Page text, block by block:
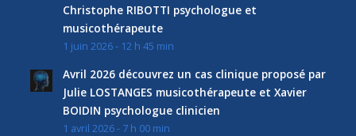
Christophe RIBOTTI psychologue et
musicothérapeute
1 juin 2026 - 12 h 45 min
Avril 2026 découvrez un cas clinique proposé par
Julie LOSTANGES musicothérapeute et Xavier
BOIDIN psychologue clinicien
1 avril 2026 - 7 h 00 min